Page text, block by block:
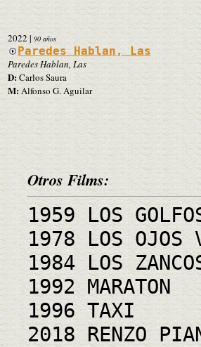
2022 | 90 años
Paredes Hablan, Las
Paredes Hablan, Las
D:Carlos Saura
M:Alfonso G. Aguilar
Otros Films:
1959 LOS
1978 LOS OJOS
1984 LOS
1992 MARATON
1996 TAXI
2018 RENZO